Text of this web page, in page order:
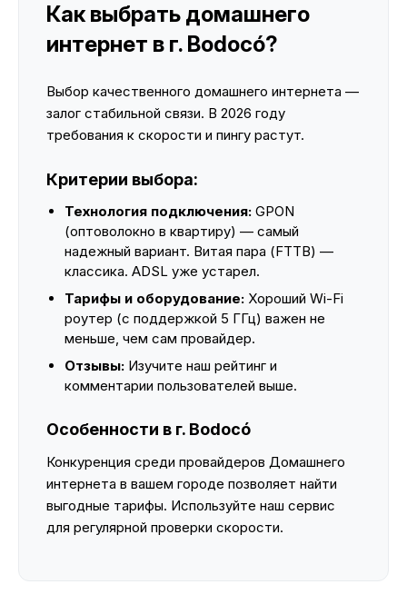
Как выбрать домашнего
интернет в г. Bodocó?
Выбор качественного домашнего интернета —
залог стабильной связи. В 2026 году
требования к скорости и пингу растут.
Критерии выбора:
Технология подключения: GPON
(оптоволокно в квартиру) — самый
надежный вариант. Витая пара (FTTB) —
классика. ADSL уже устарел.
Тарифы и оборудование: Хороший Wi-Fi
роутер (с поддержкой 5 ГГц) важен не
меньше, чем сам провайдер.
Отзывы: Изучите наш рейтинг и
комментарии пользователей выше.
Особенности в г. Bodocó
Конкуренция среди провайдеров Домашнего
интернета в вашем городе позволяет найти
выгодные тарифы. Используйте наш сервис
для регулярной проверки скорости.